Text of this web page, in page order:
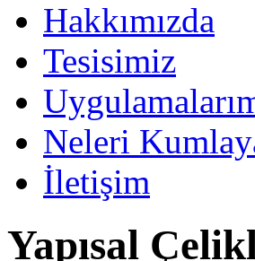
Hakkımızda
Tesisimiz
Neleri
İletişim
Yapısal